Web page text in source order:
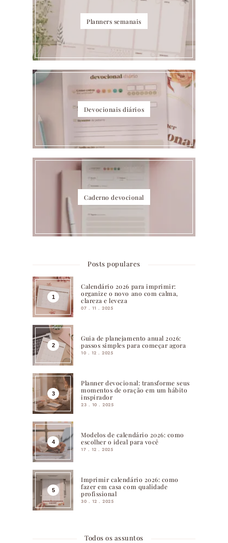
Planners semanais
Devocionais diários
Caderno devocional
Posts populares
Calendário 2026 para imprimir:
organize o novo ano com calma,
clareza e leveza
07 . 11 . 2025
Guia de planejamento anual 2026:
passos simples para começar agora
10 . 12 . 2025
Planner devocional: transforme seus
momentos de oração em um hábito
inspirador
23 . 10 . 2025
Modelos de calendário 2026: como
escolher o ideal para você
17 . 12 . 2025
Imprimir calendário 2026: como
fazer em casa com qualidade
profissional
30 . 12 . 2025
Todos os assuntos